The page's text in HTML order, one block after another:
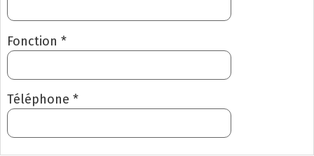
Fonction *
Téléphone *